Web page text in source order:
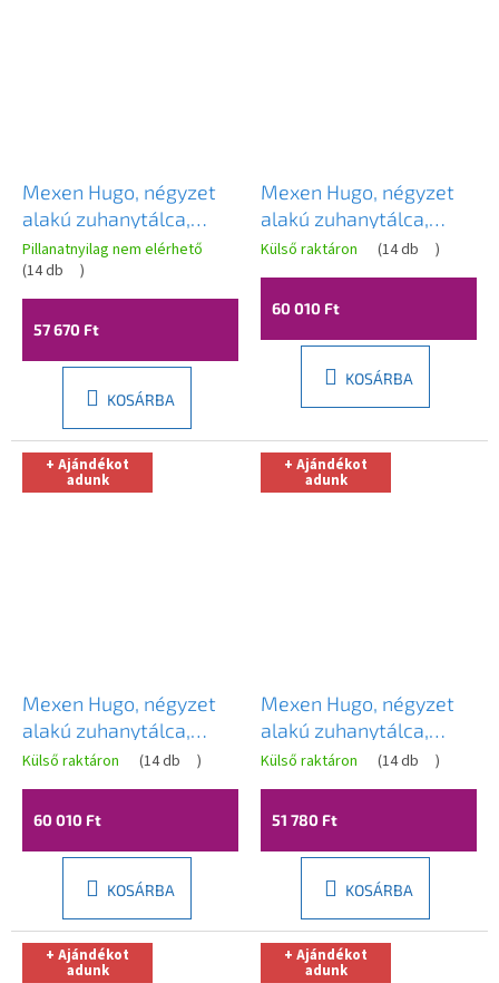
Mexen Hugo, négyzet
alakú zuhanytálca,
SMC, 80x80cm, bézs,
acél borítás,
42698080-X
Pillanatnyilag nem elérhető
(14 db )
57 670 Ft
KOSÁRBA
Mexen Hugo, négyzet
alakú zuhanytálca,
SMC, 80x80cm, bézs,
fekete borítás,
42698080-B
Külső raktáron (14 db )
60 010 Ft
KOSÁRBA
+ Ajándékot
adunk
Mexen Hugo, négyzet
alakú zuhanytálca,
SMC, 80x80cm, bézs,
fehér borítás,
42698080-W
Külső raktáron (14 db )
60 010 Ft
KOSÁRBA
+ Ajándékot
adunk
Mexen Hugo, négyzet
alakú zuhanytálca,
SMC, 80x80cm, bézs,
42698080
Külső raktáron (14 db )
51 780 Ft
KOSÁRBA
+ Ajándékot
adunk
+ Ajándékot
adunk